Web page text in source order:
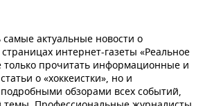
самые актуальные новости о
страницах интернет-газеты «Реальное
прочитать информационные и
о «хоккеистки», но и
обзорами всех событий,